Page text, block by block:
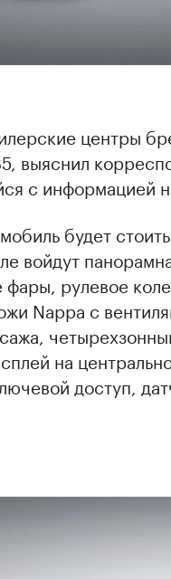
центры
выяснил
с информацией
будет
войдут
рулевое
Nappa с
на
доступ,